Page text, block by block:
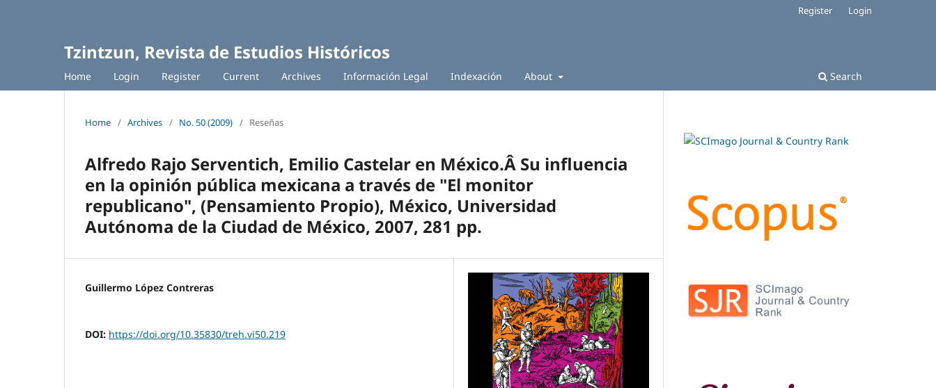
Tzintzun, Revista de Estudios Históricos
Home Login Register Current Archives Información Legal Indexación About Search
Register Login
Home / Archives / No. 50 (2009) / Reseñas
Alfredo Rajo Serventich, Emilio Castelar en México.Â Su influencia
en la opinión pública mexicana a través de "El monitor
republicano", (Pensamiento Propio), México, Universidad
Autónoma de la Ciudad de México, 2007, 281 pp.
Guillermo López Contreras
DOI: https://doi.org/10.35830/treh.vi50.219